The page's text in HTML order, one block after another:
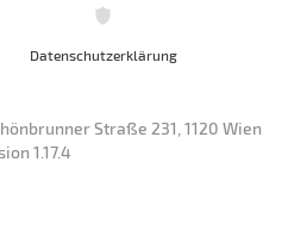
Datenschutzerklärung
Straße 231, 1120 Wien
1.17.4